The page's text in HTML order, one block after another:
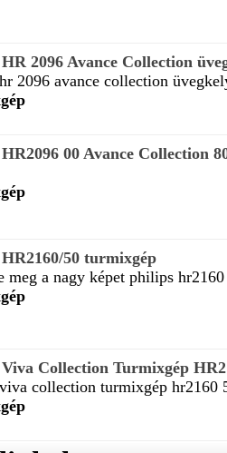
2096 Avance Collection
2096 avance collection
00 Avance Collection
50 turmixgép
meg a nagy képet philips
Collection Turmixgép
collection turmixgép hr2160